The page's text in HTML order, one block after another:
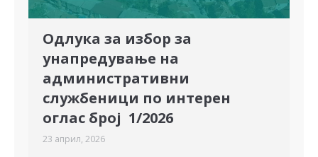
Одлука за избор за
унапредување на
административни
службеници по интерен
оглас број 1/2026
23 април, 2026